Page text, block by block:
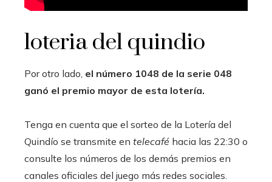
loteria del quindio
Por otro lado, el número 1048 de la serie 048
ganó el premio mayor de esta lotería.
Tenga en cuenta que el sorteo de la Lotería del
Quindío se transmite en telecafé hacia las 22:30 o
consulte los números de los demás premios en
canales oficiales del juego más redes sociales.